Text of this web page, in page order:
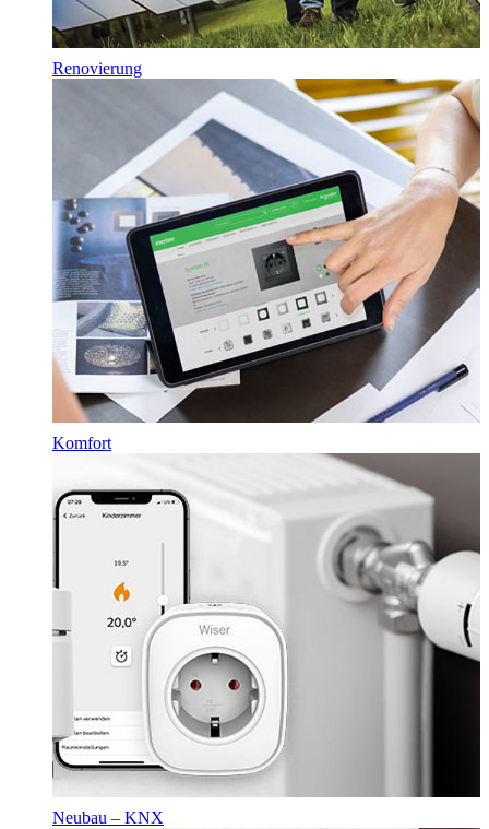
Renovierung
Komfort
Neubau – KNX